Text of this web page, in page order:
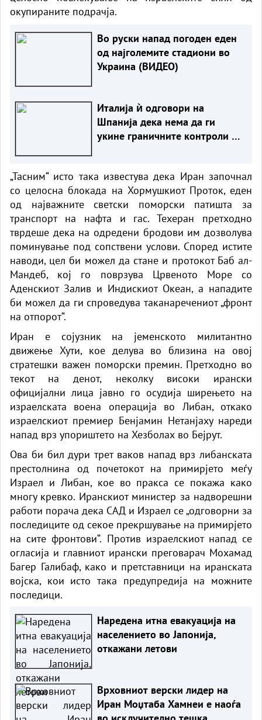
окупираните подрачја.
Во руски напад погоден еден
од најголемите стадиони во
Украина (ВИДЕО)
Италија ѝ одговори на
Шпанија дека нема да ги
укине граничните контроли сè
„Тасним“ исто така известува дека Иран започнал
со целосна блокада на Хормушкиот Проток, еден
од најважните светски поморски патишта за
транспорт на нафта и гас. Техеран претходно
тврдеше дека на одредени бродови им дозволува
поминување под сопствени услови. Според истите
наводи, цел би можел да стане и протокот Баб ал-
Мандеб, кој го поврзува Црвеното Море со
Аденскиот Залив и Индискиот Океан, а нападите
би можел да ги спроведува таканаречениот „фронт
на отпорот“.
Иран е сојузник на јеменското милитантно
движење Хути, кое делува во близина на овој
стратешки важен поморски премин. Претходно во
текот на денот, неколку високи ирански
официјални лица јавно го осудија ширењето на
израелската воена операција во Либан, откако
израелскиот премиер Бенјамин Нетанјаху нареди
напад врз упориштето на Хезболах во Бејрут.
Ова би бил дури трет ваков напад врз либанската
престолнина од почетокот на примирјето меѓу
Израел и Либан, кое во пракса се покажа како
многу кревко. Иранскиот министер за надворешни
работи порача дека САД и Израел се „одговорни за
последиците од секое прекршување на примирјето
на сите фронтови“. Против израелскиот напад се
огласија и главниот ирански преговарач Мохамад
Багер Галибаф, како и претставници на иранската
војска, кои исто така предупредија на можните
последици.
Наредена итна евакуација на
населението во Јапонија,
откажани летови
Врховниот верски лидер на
Иран Моџтаба Хамнеи е наоѓа